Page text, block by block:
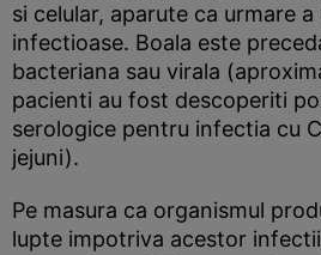
si celular, aparute ca urmare
infectioase. Boala este
bacteriana sau virala
pacienti au fost descoperiti
serologice pentru infectia cu
jejuni).
Pe masura ca organismul
lupte impotriva acestor